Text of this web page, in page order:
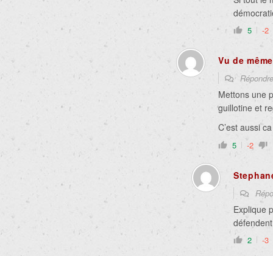
5 -2
Vu de même
Mettons une
guillotine et
C’est aussi
5 -2
Explique
2 -3